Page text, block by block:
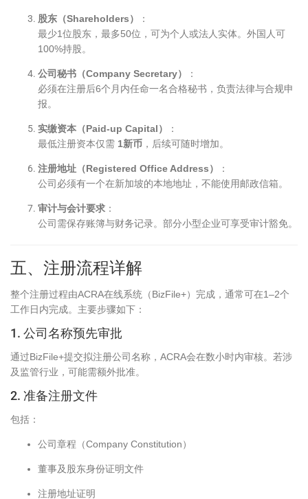
股东（Shareholders）
：
最少1位股东，最多50位，可为个人或法人实体。外国人可
100%持股。
公司秘书（Company Secretary）
：
必须在注册后6个月内任命一名合格秘书，负责法律与合规申
报。
实缴资本（Paid-up Capital）
：
最低注册资本仅需 1新币 ，后续可随时增加。
注册地址（Registered Office Address）
：
公司必须有一个在新加坡的本地地址，不能使用邮政信箱。
审计与会计要求 ：
公司需保存账簿与财务记录。部分小型企业可享受审计豁免。
五、注册流程详解
整个注册过程由ACRA在线系统（BizFile+）完成，通常可在1–2个
工作日内完成。主要步骤如下：
1. 公司名称预先审批
通过BizFile+提交拟注册公司名称，ACRA会在数小时内审核。若涉
及监管行业，可能需额外批准。
2. 准备注册文件
包括：
公司章程（Company Constitution）
董事及股东身份证明文件
注册地址证明